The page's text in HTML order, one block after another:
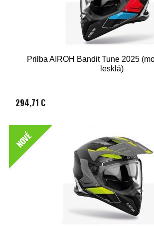
Prilba AIROH Bandit Tune 2025
lesklá)
294,71 €
NOVÉ